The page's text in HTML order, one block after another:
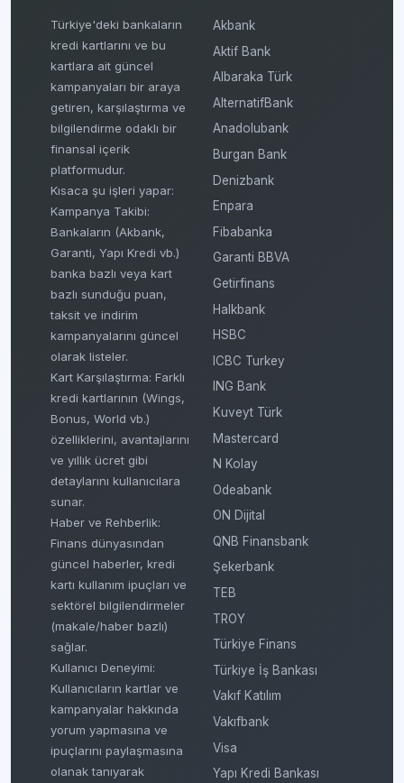
Türkiye'deki bankaların
kredi kartlarını ve bu
kartlara ait güncel
kampanyaları bir araya
getiren, karşılaştırma ve
bilgilendirme odaklı bir
finansal içerik
platformudur.
Kısaca şu işleri yapar:
Kampanya Takibi:
Bankaların (Akbank,
Garanti, Yapı Kredi vb.)
banka bazlı veya kart
bazlı sunduğu puan,
taksit ve indirim
kampanyalarını güncel
olarak listeler.
Kart Karşılaştırma: Farklı
kredi kartlarının (Wings,
Bonus, World vb.)
özelliklerini, avantajlarını
ve yıllık ücret gibi
detaylarını kullanıcılara
sunar.
Haber ve Rehberlik:
Finans dünyasından
güncel haberler, kredi
kartı kullanım ipuçları ve
sektörel bilgilendirmeler
(makale/haber bazlı)
sağlar.
Kullanıcı Deneyimi:
Kullanıcıların kartlar ve
kampanyalar hakkında
yorum yapmasına ve
ipuçlarını paylaşmasına
olanak tanıyarak
Akbank
Aktif Bank
Albaraka Türk
AlternatifBank
Anadolubank
Burgan Bank
Denizbank
Enpara
Fibabanka
Garanti BBVA
Getirfinans
Halkbank
HSBC
ICBC Turkey
ING Bank
Kuveyt Türk
Mastercard
N Kolay
Odeabank
ON Dijital
QNB Finansbank
Şekerbank
TEB
TROY
Türkiye Finans
Türkiye İş Bankası
Vakıf Katılım
Vakıfbank
Visa
Yapı Kredi Bankası